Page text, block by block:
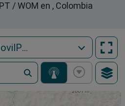
/ WOM en , Colombia
MovilPT / WOM